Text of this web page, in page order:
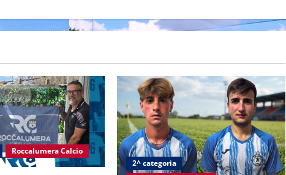
Roccalumera Calcio
2^ categoria